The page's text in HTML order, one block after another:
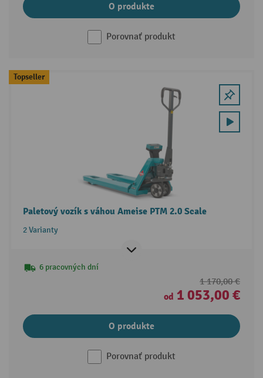
O produkte
Porovnať produkt
Topseller
Paletový vozík s váhou Ameise PTM 2.0 Scale
2 Varianty
6 pracovných dní
1 170,00 €
od 1 053,00 €
O produkte
Porovnať produkt